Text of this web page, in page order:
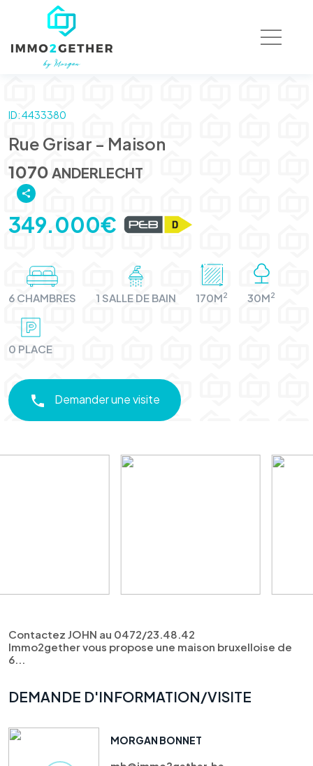
ID: 4433380
Rue Grisar - Maison
1070 ANDERLECHT
349.000€
6 CHAMBRES 1 SALLE DE BAIN 170M2 30M2
0 PLACE
Demander une visite
Contactez JOHN au 0472/23.48.42
Immo2gether vous propose une maison bruxelloise de
6...
DEMANDE D'INFORMATION/VISITE
MORGAN BONNET